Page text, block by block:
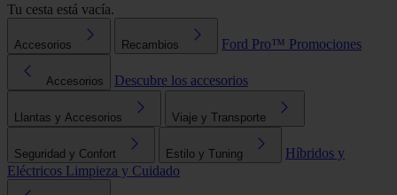
Tu cesta está vacía.
Accesorios Recambios Ford Pro™ Promociones
Accesorios Descubre los accesorios
Llantas y Accesorios Viaje y Transporte
Seguridad y Confort Estilo y Tuning
Híbridos y
Eléctricos Limpieza y Cuidado